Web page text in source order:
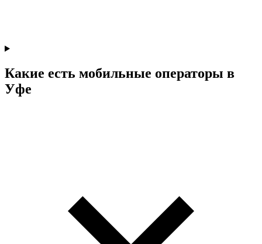
Какие есть мобильные операторы в
Уфе